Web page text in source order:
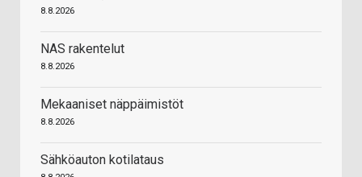
8.8.2026
NAS rakentelut
8.8.2026
Mekaaniset näppäimistöt
8.8.2026
Sähköauton kotilataus